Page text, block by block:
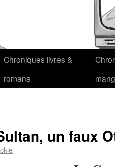
Chroniques livres &
romans
un faux